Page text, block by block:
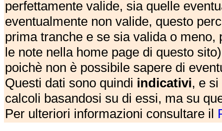
perfettamente valide, sia quelle
eventualmente non valide, questo
prima tranche e se sia valida o
le note nella home page di questo
poichè non è possibile sapere di
Questi dati sono quindi indicativi, e
calcoli basandosi su di essi, ma su
Per ulteriori informazioni consultare il